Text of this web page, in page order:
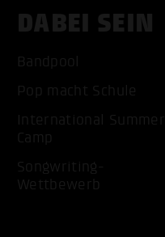
DABEI SEIN
Bandpool
Pop macht Schule
International Summer
Camp
Songwriting-
Wettbewerb